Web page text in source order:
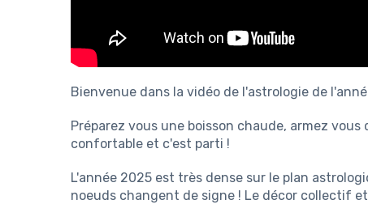
Bienvenue dans la vidéo de l'astrologie de
Préparez vous une boisson chaude, armez
confortable et c'est parti !
L'année 2025 est très dense sur le plan
noeuds changent de signe ! Le décor collectif